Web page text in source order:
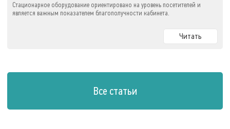
Стационарное оборудование ориентировано на уровень посетителей и
является важным показателем благополучности кабинета.
Читать
Все статьи